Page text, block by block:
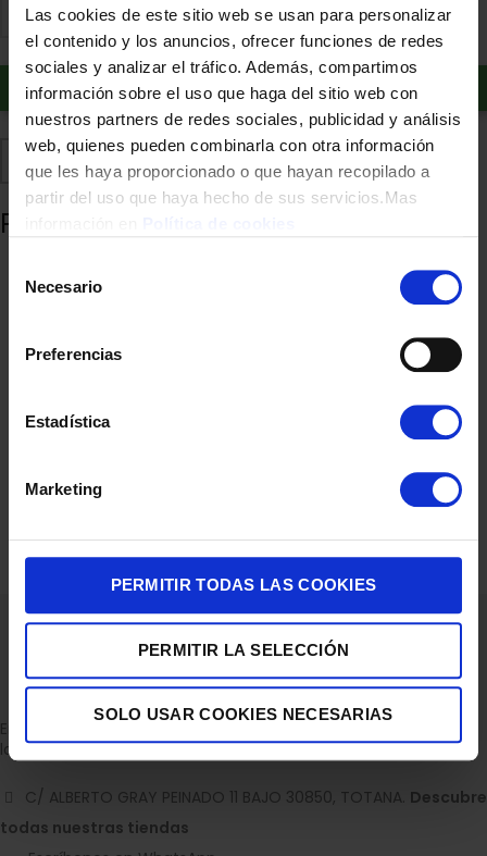
Las cookies de este sitio web se usan para personalizar
el contenido y los anuncios, ofrecer funciones de redes
sociales y analizar el tráfico. Además, compartimos
información sobre el uso que haga del sitio web con
nuestros partners de redes sociales, publicidad y análisis
web, quienes pueden combinarla con otra información
que les haya proporcionado o que hayan recopilado a
partir del uso que haya hecho de sus servicios.Mas
Necesario
Preferencias
Estadística
Marketing
PERMITIR TODAS LAS COOKIES
PERMITIR LA SELECCIÓN
SOLO USAR COOKIES NECESARIAS
Añadir al carrito
Añadir a favoritos
Productos relacionados
CORTAPELOS ROWENTA TN9999MAN 12EN1 ESTUCHE 120MIN
60,90€
Empresa dedicada a la venta de accesorios para el hogar con
la experiencia de 36 años.
C/ ALBERTO GRAY PEINADO 11 BAJO 30850, TOTANA. Descubre
todas nuestras tiendas